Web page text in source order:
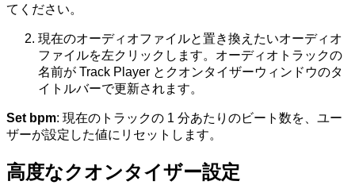
てください。
現在のオーディオファイルと置き換えたいオーディオ
ファイルを左クリックします。オーディオトラックの
名前が Track Player とクオンタイザーウィンドウのタ
イトルバーで更新されます。
Set bpm: 現在のトラックの 1 分あたりのビート数を、ユー
ザーが設定した値にリセットします。
高度なクオンタイザー設定